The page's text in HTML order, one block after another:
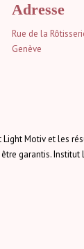
Adresse
Rue de la
Genève
Motiv et les
garantis.